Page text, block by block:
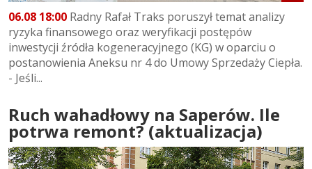
06.08 18:00 Radny Rafał Traks poruszył temat analizy
ryzyka finansowego oraz weryfikacji postępów
inwestycji źródła kogeneracyjnego (KG) w oparciu o
postanowienia Aneksu nr 4 do Umowy Sprzedaży Ciepła.
- Jeśli...
Ruch wahadłowy na Saperów. Ile
potrwa remont? (aktualizacja)